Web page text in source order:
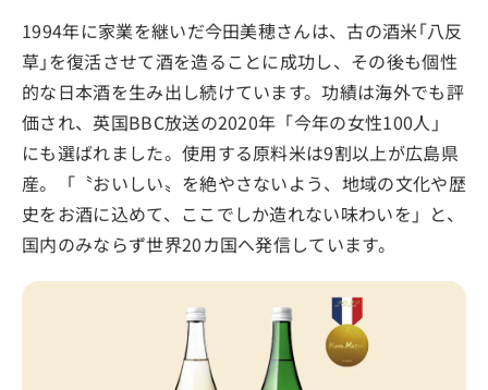
1994年に家業を継いだ今田美穂さんは、古の酒米｢八反
草｣を復活させて酒を造ることに成功し、その後も個性
的な日本酒を生み出し続けています。功績は海外でも評
価され、英国BBC放送の2020年「今年の女性100人」
にも選ばれました。使用する原料米は9割以上が広島県
産。「〝おいしい〟を絶やさないよう、地域の文化や歴
史をお酒に込めて、ここでしか造れない味わいを」と、
国内のみならず世界20カ国へ発信しています。